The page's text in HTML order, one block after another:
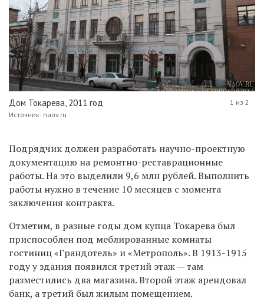
Дом Токарева, 2011 год
Источник: naov.ru
1 из 2
Подрядчик должен разработать научно-проектную
документацию на ремонтно-реставрационные
работы. На это выделили 9,6 млн рублей. Выполнить
работы нужно в течение 10 месяцев с момента
заключения контракта.
Отметим, в разные годы дом купца Токарева был
приспособлен под меблированные комнаты
гостиниц «Грандотель» и «Метрополь». В 1913-1915
году у здания появился третий этаж — там
разместились два магазина. Второй этаж арендовал
банк, а третий был жилым помещением.